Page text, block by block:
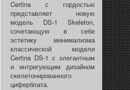
Certina с гордостью
представляет новую
модель DS-1 Skeleton,
сочетающую в себе
эстетику минимализма
классической модели
Certina DS-1 с элегантным
и интригующим дизайном
скелетонированного
циферблата.